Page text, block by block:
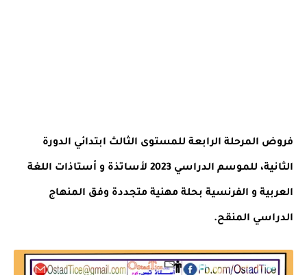
فروض المرحلة الرابعة للمستوى الثالث ابتدائي الدورة
الثانية، للموسم الدراسي 2023 لأساتذة و أستاذات اللغة
العربية و الفرنسية بحلة مهنية متجددة وفق المنهاج
الدراسي المنقح.